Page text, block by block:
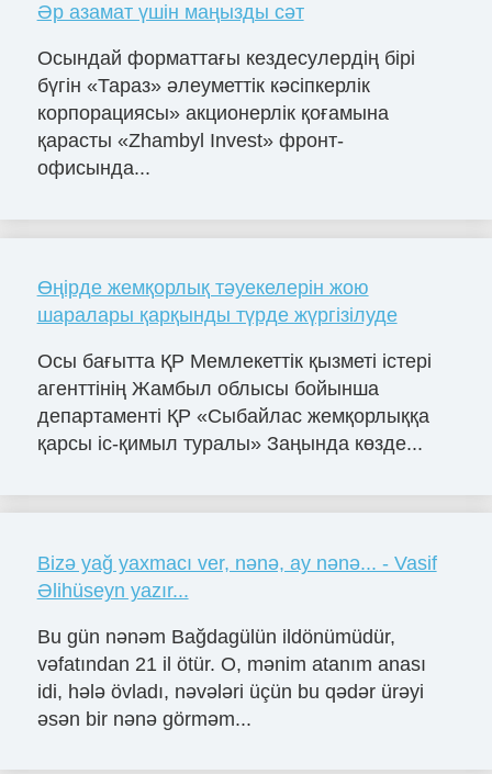
Әр азамат үшін маңызды сәт
Осындай форматтағы кездесулердің бірі
бүгін «Тараз» әлеуметтік кәсіпкерлік
корпорациясы» акционерлік қоғамына
қарасты «Zhambyl Invest» фронт-
офисында...
Өңірде жемқорлық тәуекелерін жою
шаралары қарқынды түрде жүргізілуде
Осы бағытта ҚР Мемлекеттік қызметі істері
агенттінің Жамбыл облысы бойынша
департаменті ҚР «Сыбайлас жемқорлыққа
қарсы іс-қимыл туралы» Заңында көзде...
Bizə yağ yaxmacı ver, nənə, ay nənə... - Vasif
Əlihüseyn yazır...
Bu gün nənəm Bağdagülün ildönümüdür,
vəfatından 21 il ötür. O, mənim atanım anası
idi, hələ övladı, nəvələri üçün bu qədər ürəyi
əsən bir nənə görməm...